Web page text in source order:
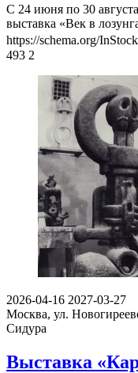
С 24 июня по 30
выставка «Век в
https://schema.org/InStock
493 2
2026-04-16 2027-03-27
Москва, ул.
Сидура
Выставка